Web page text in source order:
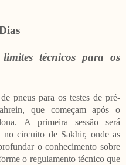
técnicos para os
pneus para os testes de pré-
que começam após o
A primeira sessão será
circuito de Sakhir, onde as
o conhecimento sobre
o regulamento técnico que